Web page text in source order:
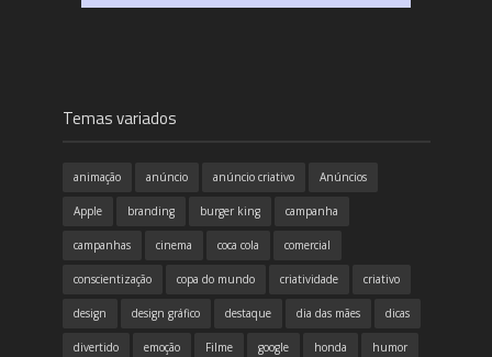
Temas variados
animação anúncio anúncio criativo Anúncios
Apple branding burger king campanha
campanhas cinema coca cola comercial
conscientização copa do mundo criatividade criativo
design design gráfico destaque dia das mães dicas
divertido emoção Filme google honda humor